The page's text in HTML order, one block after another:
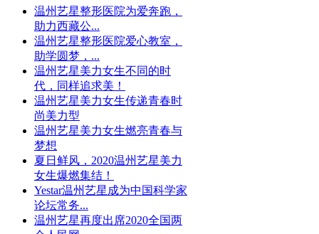
温州艺星整形医院为爱奔跑，
助力西藏公...
温州艺星整形医院爱心教室，
助学圆梦，...
温州艺星美力女生不同的时
代，同样追求美！
温州艺星美力女生传递青春时
尚美力型
温州艺星美力女生燃亮青春与
梦想
夏日鲜风，2020温州艺星美力
女生爆燃集结！
Yestar温州艺星成为中国科学家
论坛常务...
温州艺星再度出席2020全国两